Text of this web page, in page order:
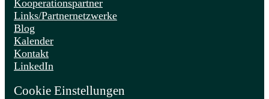
Kooperationspartner
Links/Partnernetzwerke
Blog
Kalender
Kontakt
LinkedIn
Cookie Einstellungen